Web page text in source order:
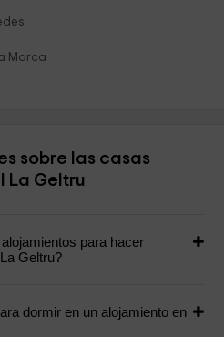
Marca
sobre las casas
La Geltru
para hacer
Geltru?
dormir en un alojamiento en